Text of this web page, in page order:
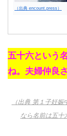
（出典 encount.press）
五十六という
ね。夫婦仲良
（出典 第１子妊
なら名前は五十